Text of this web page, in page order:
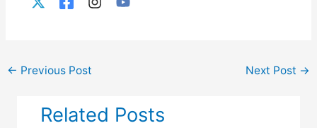
← Previous Post Next Post →
Related Posts